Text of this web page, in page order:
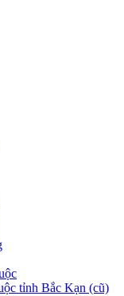
tỉnh Bắc Kạn (cũ)